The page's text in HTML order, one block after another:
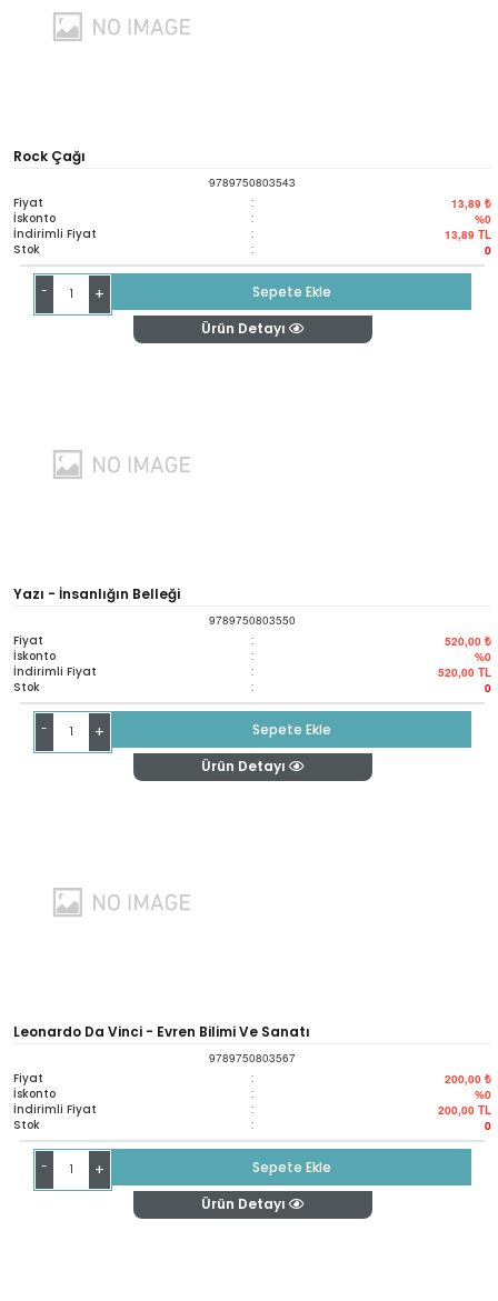
Rock Çağı
9789750803543
Fiyat : 13,89 ₺
İskonto : %0
İndirimli Fiyat : 13,89 TL
Stok : 0
- +
Sepete Ekle
Ürün Detayı
Yazı - İnsanlığın Belleği
9789750803550
Fiyat : 520,00 ₺
İskonto : %0
İndirimli Fiyat : 520,00 TL
Stok : 0
- +
Sepete Ekle
Ürün Detayı
Leonardo Da Vinci - Evren Bilimi Ve Sanatı
9789750803567
Fiyat : 200,00 ₺
İskonto : %0
İndirimli Fiyat : 200,00 TL
Stok : 0
- +
Sepete Ekle
Ürün Detayı